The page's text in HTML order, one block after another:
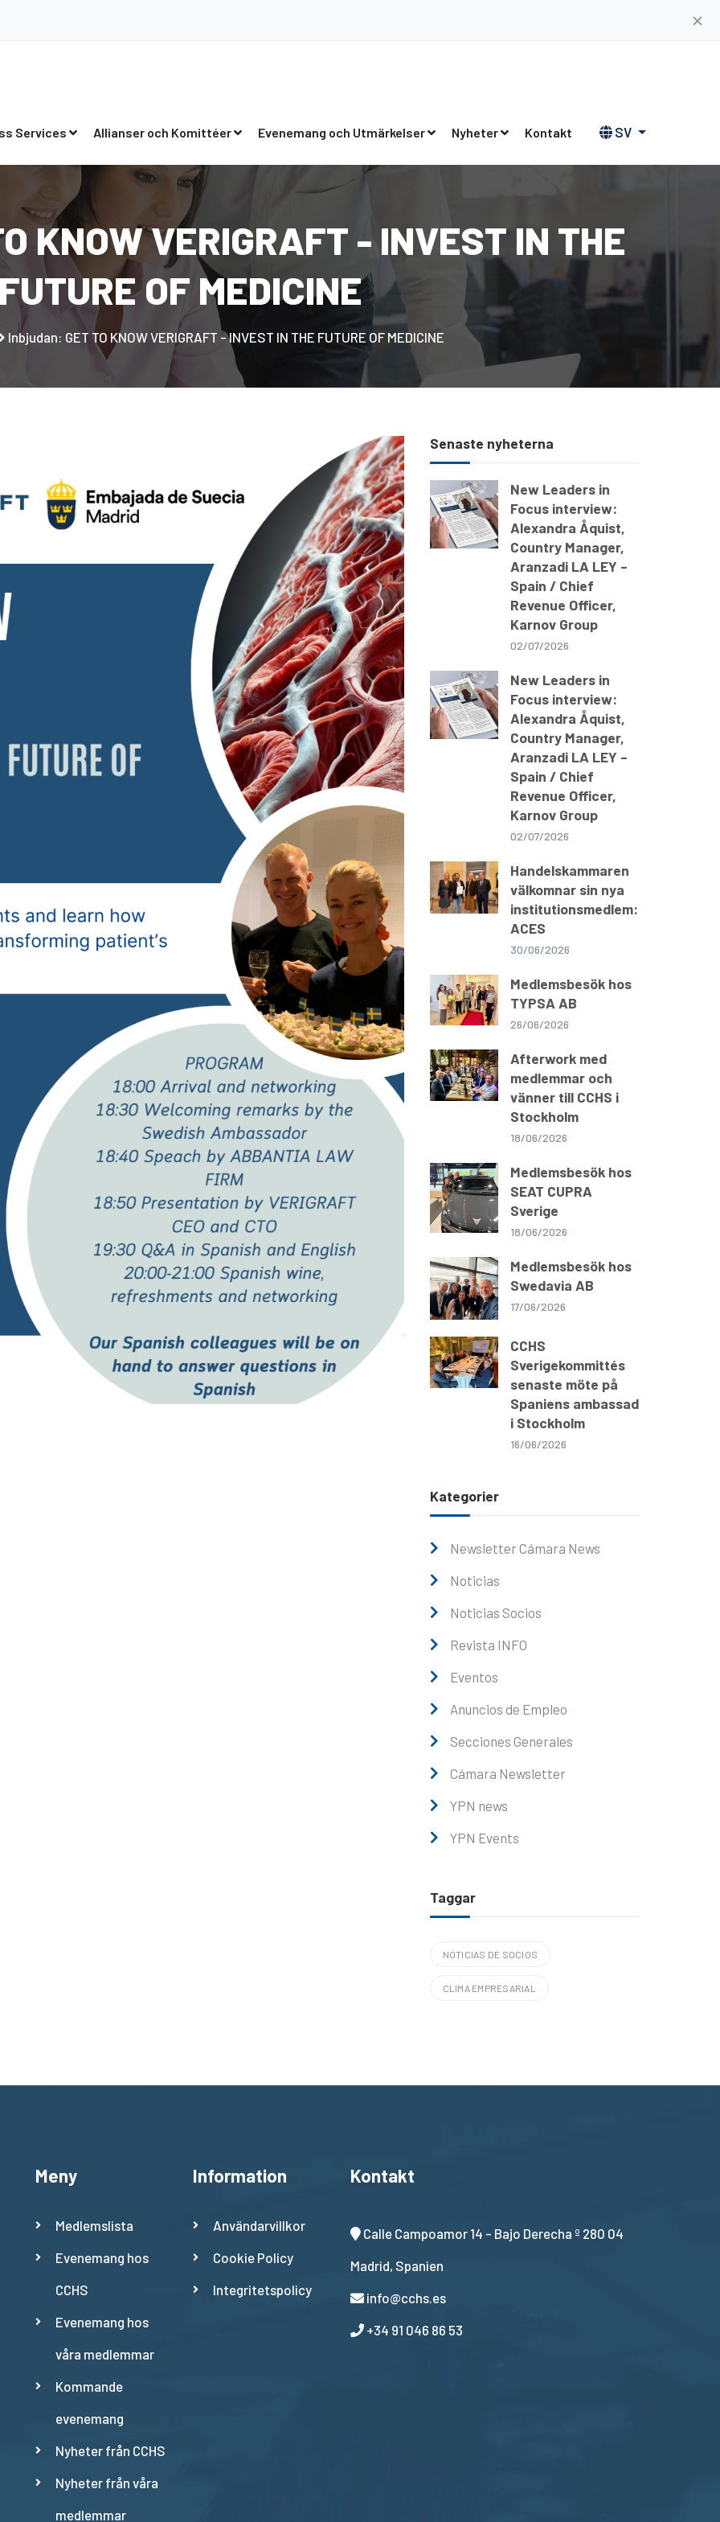
✕
Services Allianser och Komittéer Evenemang och Utmärkelser Nyheter Kontakt SV
KNOW VERIGRAFT - INVEST IN THE
FUTURE OF MEDICINE
Inbjudan: GET TO KNOW VERIGRAFT - INVEST IN THE FUTURE OF MEDICINE
Senaste nyheterna
New Leaders in
Focus interview:
Alexandra Åquist,
Country Manager,
Aranzadi LA LEY –
Spain / Chief
Revenue Officer,
Karnov Group
02/07/2026
New Leaders in
Focus interview:
Alexandra Åquist,
Country Manager,
Aranzadi LA LEY –
Spain / Chief
Revenue Officer,
Karnov Group
02/07/2026
Handelskammaren
välkomnar sin nya
institutionsmedlem:
ACES
30/06/2026
Medlemsbesök hos
TYPSA AB
26/06/2026
Afterwork med
medlemmar och
vänner till CCHS i
Stockholm
18/06/2026
Medlemsbesök hos
SEAT CUPRA
Sverige
18/06/2026
Medlemsbesök hos
Swedavia AB
17/06/2026
CCHS
Sverigekommittés
senaste möte på
Spaniens ambassad
i Stockholm
16/06/2026
Kategorier
Newsletter Cámara News
Noticias
Noticias Socios
Revista INFO
Eventos
Anuncios de Empleo
Secciones Generales
Cámara Newsletter
YPN news
YPN Events
Taggar
NOTICIAS DE SOCIOS
CLIMA EMPRESARIAL
Meny
Medlemslista
Evenemang hos
CCHS
Evenemang hos
våra medlemmar
Kommande
evenemang
Nyheter från CCHS
Nyheter från våra
medlemmar
Information
Användarvillkor
Cookie Policy
Integritetspolicy
Kontakt
Calle Campoamor 14 - Bajo Derecha º 280 04
Madrid, Spanien
info@cchs.es
+34 91 046 86 53